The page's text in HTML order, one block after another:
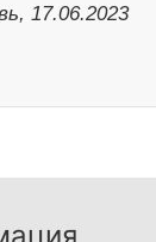
17.06.2023